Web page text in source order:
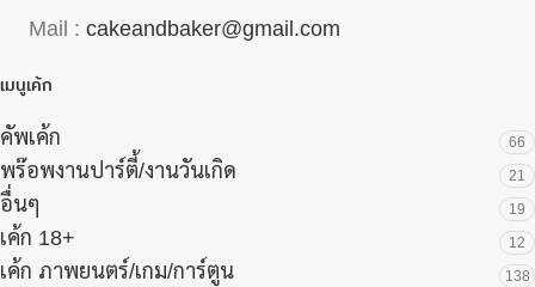
Mail : cakeandbaker@gmail.com
เมนูเค้ก
คัพเค้ก 66
พร๊อพงานปาร์ตี้/งานวันเกิด 21
อื่นๆ 19
เค้ก 18+ 12
เค้ก ภาพยนตร์/เกม/การ์ตูน 138